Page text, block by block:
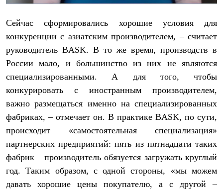
Толстовки
Брюки
Теплое термобелье
Среднее термобелье
Легкое термобелье
Флисовая одежда
Куртки
Брюки
Утепленная пухом
Комбинезоны
Брюки
Утепленная синтетикой
Комбинезоны
Куртки
Брюки
Сейчас сформировались хорошие условия для
конкуренции с азиатским производителем, – считает
руководитель BASK. В то же время, производств в
России мало, и большинство из них не являются
специализированными. А для того, чтобы
конкурировать с иностранным производителем,
важно размещаться именно на специализированных
фабриках, – отмечает он. В практике BASK, по сути,
происходит «самостоятельная специализация»
партнерских предприятий: пять из пятнадцати таких
фабрик производитель обязуется загружать круглый
год. Таким образом, с одной стороны, «мы можем
давать хорошие цены покупателю, а с другой –